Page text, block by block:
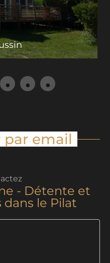
par email
- Détente et
le Pilat